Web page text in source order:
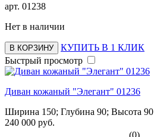
арт. 01238
Нет в наличии
В КОРЗИНУ
КУПИТЬ В 1 КЛИК
Быстрый просмотр
Диван кожаный "Элегант" 01236
Ширина 150; Глубина 90; Высота 90
240 000 руб.
(0)